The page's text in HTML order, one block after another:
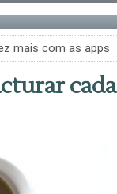
mais com as apps
cada